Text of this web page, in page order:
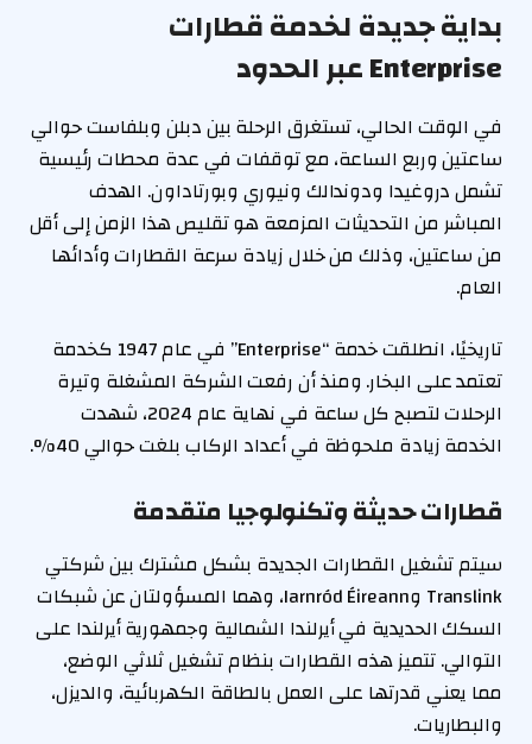
بداية جديدة لخدمة قطارات
Enterprise عبر الحدود
في الوقت الحالي، تستغرق الرحلة بين دبلن وبلفاست حوالي
ساعتين وربع الساعة، مع توقفات في عدة محطات رئيسية
تشمل دروغيدا ودوندالك ونيوري وبورتاداون. الهدف
المباشر من التحديثات المزمعة هو تقليص هذا الزمن إلى أقل
من ساعتين، وذلك من خلال زيادة سرعة القطارات وأدائها
العام.
تاريخيًا، انطلقت خدمة “Enterprise” في عام 1947 كخدمة
تعتمد على البخار. ومنذ أن رفعت الشركة المشغلة وتيرة
الرحلات لتصبح كل ساعة في نهاية عام 2024، شهدت
الخدمة زيادة ملحوظة في أعداد الركاب بلغت حوالي 40%.
قطارات حديثة وتكنولوجيا متقدمة
سيتم تشغيل القطارات الجديدة بشكل مشترك بين شركتي
Translink وIarnród Éireann، وهما المسؤولتان عن شبكات
السكك الحديدية في أيرلندا الشمالية وجمهورية أيرلندا على
التوالي. تتميز هذه القطارات بنظام تشغيل ثلاثي الوضع،
مما يعني قدرتها على العمل بالطاقة الكهربائية، والديزل،
والبطاريات.